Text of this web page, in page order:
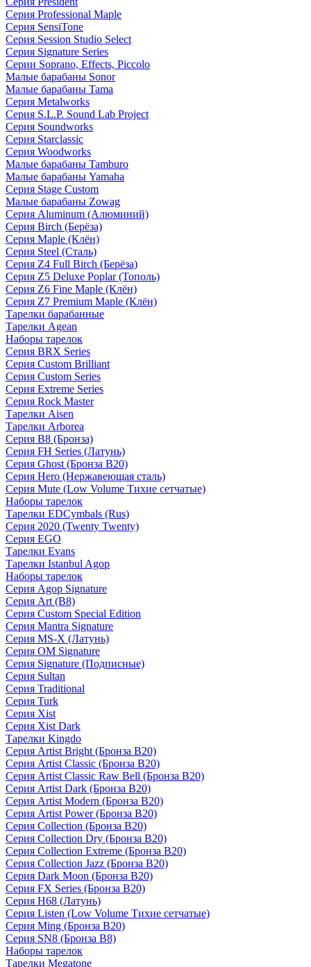
Серия Professional Maple
Серия SensiTone
Серия Session Studio Select
Серия Signature Series
Серии Soprano, Effects, Piccolo
Малые барабаны Sonor
Малые барабаны Tama
Серия Metalworks
Серия S.L.P. Sound Lab Project
Серия Soundworks
Серия Starclassic
Серия Woodworks
Малые барабаны Tamburo
Малые барабаны Yamaha
Серия Stage Custom
Малые барабаны Zowag
Серия Aluminum (Алюминий)
Серия Birch (Берёза)
Серия Maple (Клён)
Серия Steel (Сталь)
Серия Z4 Full Birch (Берёза)
Серия Z5 Deluxe Poplar (Тополь)
Серия Z6 Fine Maple (Клён)
Серия Z7 Premium Maple (Клён)
Тарелки барабанные
Тарелки Agean
Наборы тарелок
Серия BRX Series
Серия Custom Brilliant
Серия Custom Series
Серия Extreme Series
Серия Rock Master
Тарелки Aisen
Тарелки Arborea
Серия B8 (Бронза)
Серия FH Series (Латунь)
Серия Ghost (Бронза B20)
Серия Hero (Нержавеющая сталь)
Серия Mute (Low Volume Тихие сетчатые)
Наборы тарелок
Тарелки EDCymbals (Rus)
Серия 2020 (Twenty Twenty)
Серия EGO
Тарелки Evans
Тарелки Istanbul Agop
Наборы тарелок
Серия Agop Signature
Серия Art (B8)
Серия Custom Special Edition
Серия Mantra Signature
Серия MS-X (Латунь)
Серия OM Signature
Серия Signature (Подписные)
Серия Sultan
Серия Traditional
Серия Turk
Серия Xist
Серия Xist Dark
Тарелки Kingdo
Серия Artist Bright (Бронза B20)
Серия Artist Classic (Бронза B20)
Серия Artist Classic Raw Bell (Бронза B20)
Серия Artist Dark (Бронза B20)
Серия Artist Modern (Бронза B20)
Серия Artist Power (Бронза B20)
Серия Collection (Бронза B20)
Серия Collection Dry (Бронза B20)
Серия Collection Extreme (Бронза B20)
Серия Collection Jazz (Бронза B20)
Серия Dark Moon (Бронза B20)
Серия FX Series (Бронза B20)
Серия H68 (Латунь)
Серия Listen (Low Volume Тихие сетчатые)
Серия Ming (Бронза B20)
Серия SN8 (Бронза B8)
Наборы тарелок
Тарелки Megatone